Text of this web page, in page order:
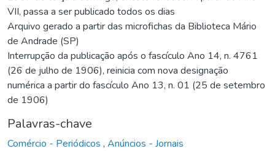
VII, passa a ser publicado todos os dias
Arquivo gerado a partir das microfichas da Biblioteca Mário
de Andrade (SP)
Interrupção da publicação após o fascículo Ano 14, n. 4761
(26 de julho de 1906), reinicia com nova designação
numérica a partir do fascículo Ano 13, n. 01 (25 de setembro
de 1906)
Palavras-chave
Comércio - Periódicos , Anúncios - Jornais